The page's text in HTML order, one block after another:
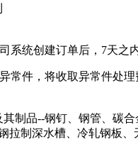
系统创建订单后，7天之
异常件，将收取异常件处理
其制品--钢钉、钢管、碳
拉制深水槽、冷轧钢板